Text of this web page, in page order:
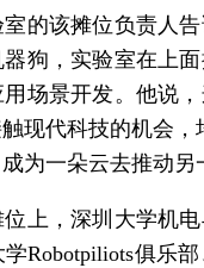
的该摊位负责人
狗，实验室在上
场景开发。他说
现代科技的机会
为一朵云去推动另
上，深圳大学机
Robotpiliots俱乐